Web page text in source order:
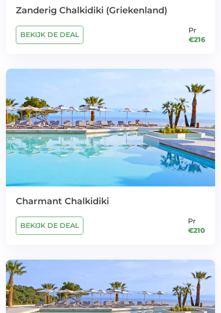
Zanderig Chalkidiki (Griekenland)
BEKIJK DE DEAL
Pr
€216
Charmant Chalkidiki
BEKIJK DE DEAL
Pr
€210